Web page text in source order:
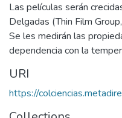
Las películas serán
Delgadas (Thin Film
Se les medirán las
dependencia con la
URI
https://